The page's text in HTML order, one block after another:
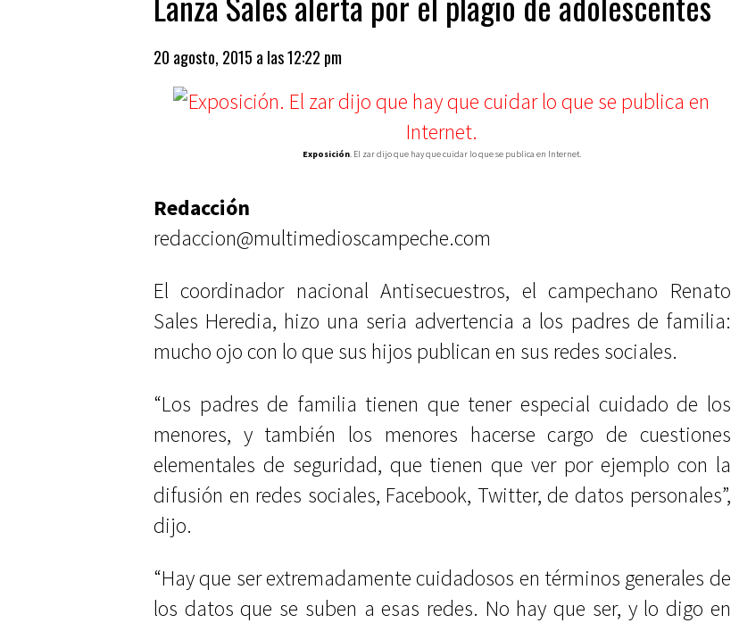
20 agosto, 2015 a las 12:22 pm
Exposición. El zar dijo que hay que cuidar lo que se publica en Internet.
Redacción
redaccion@multimedioscampeche.com
El coordinador nacional Antisecuestros, el campechano Renato
Sales Heredia, hizo una seria advertencia a los padres de familia:
mucho ojo con lo que sus hijos publican en sus redes sociales.
“Los padres de familia tienen que tener especial cuidado de los
menores, y también los menores hacerse cargo de cuestiones
elementales de seguridad, que tienen que ver por ejemplo con la
difusión en redes sociales, Facebook, Twitter, de datos personales”,
dijo.
“Hay que ser extremadamente cuidadosos en términos generales de
los datos que se suben a esas redes. No hay que ser, y lo digo en